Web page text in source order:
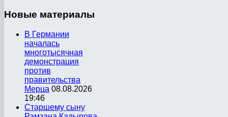
Новые материалы
В Германии
началась
многотысячная
демонстрация
против
правительства
Мерца 08.08.2026
19:46
Старшему сыну